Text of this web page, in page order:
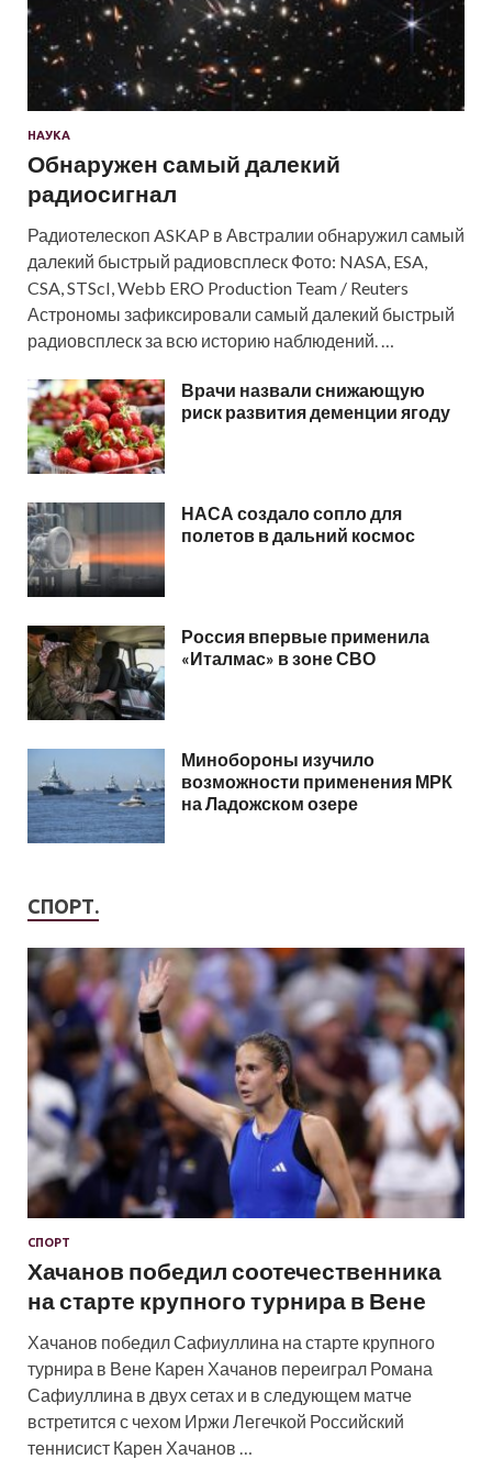
НАУКА
Обнаружен самый далекий
радиосигнал
Радиотелескоп ASKAP в Австралии обнаружил самый
далекий быстрый радиовсплеск Фото: NASA, ESA,
CSA, STScI, Webb ERO Production Team / Reuters
Астрономы зафиксировали самый далекий быстрый
радиовсплеск за всю историю наблюдений. …
Врачи назвали снижающую
риск развития деменции ягоду
НАСА создало сопло для
полетов в дальний космос
Россия впервые применила
«Италмас» в зоне СВО
Минобороны изучило
возможности применения МРК
на Ладожском озере
СПОРТ.
СПОРТ
Хачанов победил соотечественника
на старте крупного турнира в Вене
Хачанов победил Сафиуллина на старте крупного
турнира в Вене Карен Хачанов переиграл Романа
Сафиуллина в двух сетах и в следующем матче
встретится с чехом Иржи Легечкой Российский
теннисист Карен Хачанов …